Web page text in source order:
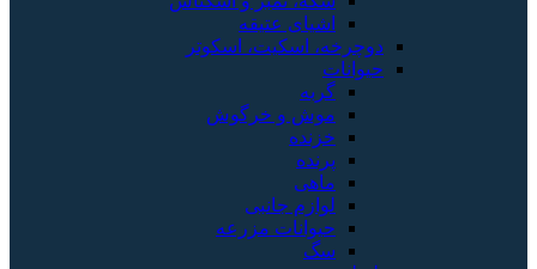
اشیای عتیقه
دوچرخه، اسکیت، اسکوتر
حیوانات
گربه
موش و خرگوش
خزنده
پرنده
ماهی
لوازم جانبی
حیوانات مزرعه
سگ